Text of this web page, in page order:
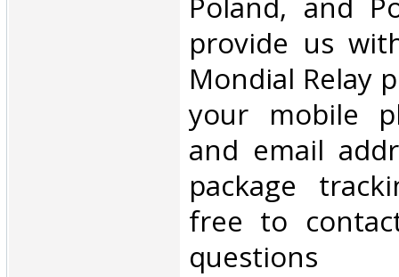
provide us
Mondial Relay
your mobile
and email
package
free to
questions‎